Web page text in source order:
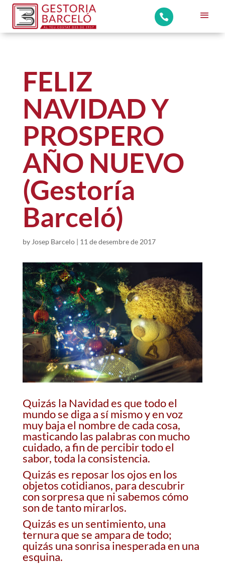

FELIZ
NAVIDAD Y
PROSPERO
AÑO NUEVO
(Gestoría
Barceló)
by Josep Barcelo| 11 de desembre de 2017
Quizás la Navidad es que todo el
mundo se diga a sí mismo y en voz
muy baja el nombre de cada cosa,
masticando las palabras con mucho
cuidado, a fin de percibir todo el
sabor, toda la consistencia.
Quizás es reposar los ojos en los
objetos cotidianos, para descubrir
con sorpresa que ni sabemos cómo
son de tanto mirarlos.
Quizás es un sentimiento, una
ternura que se ampara de todo;
quizás una sonrisa inesperada en una
esquina.